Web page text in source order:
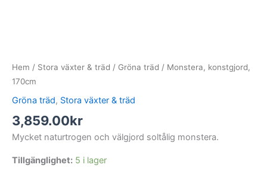
Hem / Stora växter & träd / Gröna träd / Monstera, konstgjord,
170cm
Gröna träd, Stora växter & träd
3,859.00kr
Mycket naturtrogen och välgjord soltålig monstera.
Tillgänglighet: 5 i lager